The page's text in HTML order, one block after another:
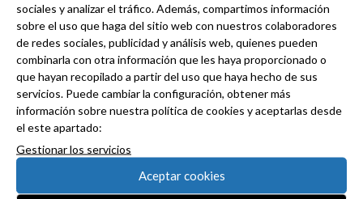
sociales y analizar el tráfico. Además, compartimos información
sobre el uso que haga del sitio web con nuestros colaboradores
de redes sociales, publicidad y análisis web, quienes pueden
combinarla con otra información que les haya proporcionado o
que hayan recopilado a partir del uso que haya hecho de sus
servicios. Puede cambiar la configuración, obtener más
información sobre nuestra política de cookies y aceptarlas desde
el este apartado:
Gestionar los servicios
Aceptar cookies
Tweets de grudilec
Haz clic en «Estoy de acuerdo» para activar
Twitter
Normativa de cookies
Estoy de acuerdo